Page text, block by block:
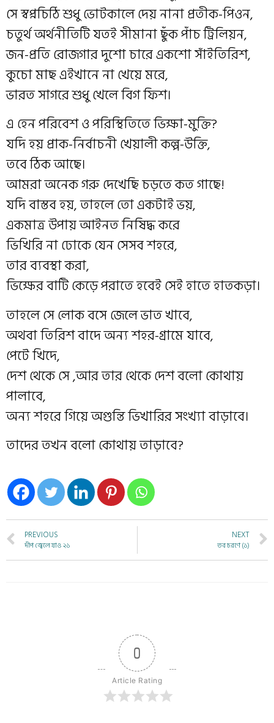
সে স্বপ্নচিঠি শুধু ভোটকালে দেয় নানা প্রতীক-পিওন,
চতুর্থ অর্থনীতিটি যতই সীমানা ছুঁক পাঁচ ট্রিলিয়ন,
জন-প্রতি রোজগার দুশো চারে একশো সাঁইতিরিশ,
কুচো মাছ এইখানে না খেয়ে মরে,
ভারত সাগরে শুধু খেলে বিগ ফিশ।
এ হেন পরিবেশ ও পরিস্থিতিতে ভিক্ষা-মুক্তি?
যদি হয় প্রাক-নির্বাচনী খেয়ালী কল্প-উক্তি,
তবে ঠিক আছে।
আমরা অনেক গরু দেখেছি চড়তে কত গাছে!
যদি বাস্তব হয়, তাহলে তো একটাই ভয়,
একমাত্র উপায় আইনত নিষিদ্ধ করে
ভিখিরি না ঢোকে যেন সেসব শহরে,
তার ব্যবস্থা করা,
ভিক্ষের বাটি কেড়ে পরাতে হবেই সেই হাতে হাতকড়া।
তাহলে সে লোক বসে জেলে ভাত খাবে,
অথবা তিরিশ বাদে অন্য শহর-গ্রামে যাবে,
পেটে খিদে,
দেশ থেকে সে ,আর তার থেকে দেশ বলো কোথায়
পালাবে,
অন্য শহরে গিয়ে অগুন্তি ভিখারির সংখ্যা বাড়াবে।
তাদের তখন বলো কোথায় তাড়াবে?
PREVIOUS
দীপ জ্বেলে যাও ২১
NEXT
তব চরণে (১)
0
Article Rating